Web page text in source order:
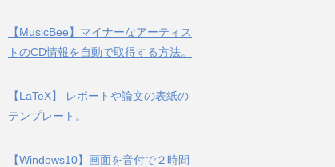
【MusicBee】マイナーなアーティス
トのCD情報を自動で取得する方法。
【LaTeX】 レポートや論文の表紙の
テンプレート。
【Windows10】画面を音付で２時間